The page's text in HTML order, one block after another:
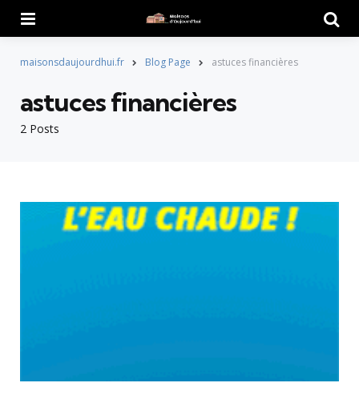
maisonsdaujourdhui.fr Blog Page astuces financières
2 Posts
astuces financières